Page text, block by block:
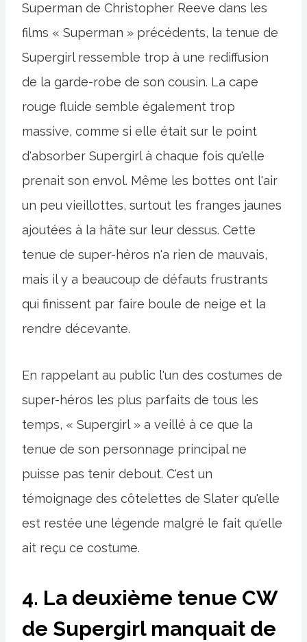
Superman de Christopher Reeve dans les
films « Superman » précédents, la tenue de
Supergirl ressemble trop à une rediffusion
de la garde-robe de son cousin. La cape
rouge fluide semble également trop
massive, comme si elle était sur le point
d'absorber Supergirl à chaque fois qu'elle
prenait son envol. Même les bottes ont l'air
un peu vieillottes, surtout les franges jaunes
ajoutées à la hâte sur leur dessus. Cette
tenue de super-héros n'a rien de mauvais,
mais il y a beaucoup de défauts frustrants
qui finissent par faire boule de neige et la
rendre décevante.
En rappelant au public l'un des costumes de
super-héros les plus parfaits de tous les
temps, « Supergirl » a veillé à ce que la
tenue de son personnage principal ne
puisse pas tenir debout. C'est un
témoignage des côtelettes de Slater qu'elle
est restée une légende malgré le fait qu'elle
ait reçu ce costume.
4. La deuxième tenue CW
de Supergirl manquait de